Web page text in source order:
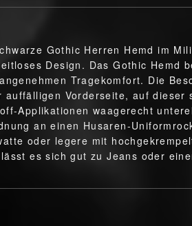
Gothic Herren Hemd im
Design. Das Gothic Hemd
Tragekomfort. Die
auffälligen Vorderseite, auf dieser
Applikationen waagerecht
an einen Husaren-
oder legere mit
es sich gut zu Jeans oder